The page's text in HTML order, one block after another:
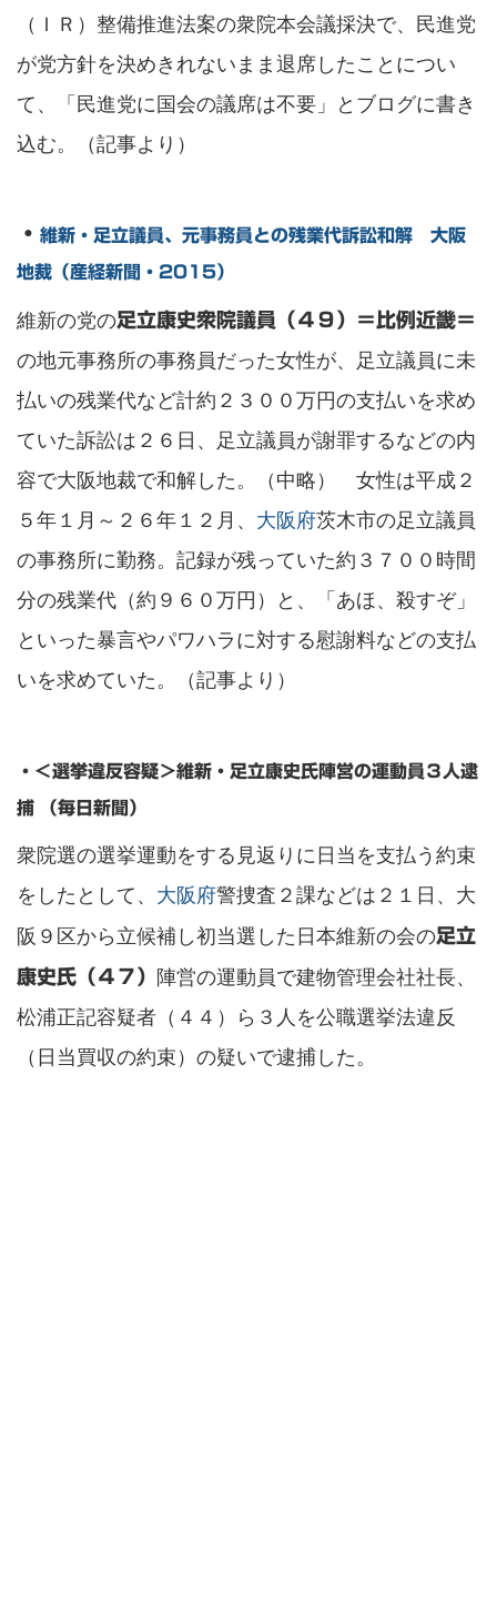
（ＩＲ）整備推進法案の衆院本会議採決で、民進党
が党方針を決めきれないまま退席したことについ
て、「民進党に国会の議席は不要」とブログに書き
込む。（記事より）
・ 維新・足立議員、元事務員との残業代訴訟和解 大阪
地裁（産経新聞・2015）
維新の党の足立康史衆院議員（４９）＝比例近畿＝
の地元事務所の事務員だった女性が、足立議員に未
払いの残業代など計約２３００万円の支払いを求め
ていた訴訟は２６日、足立議員が謝罪するなどの内
容で大阪地裁で和解した。（中略） 女性は平成２
５年１月～２６年１２月、 大阪府茨木市の足立議員
の事務所に勤務。記録が残っていた約３７００時間
分の残業代（約９６０万円）と、「あほ、殺すぞ」
といった暴言やパワハラに対する慰謝料などの支払
いを求めていた。（記事より）
・＜選挙違反容疑＞維新・足立康史氏陣営の運動員３人逮
捕 （毎日新聞）
衆院選の選挙運動をする見返りに日当を支払う約束
をしたとして、 大阪府警捜査２課などは２１日、大
阪９区から立候補し初当選した日本維新の会の足立
康史氏（４７） 陣営の運動員で建物管理会社社長、
松浦正記容疑者（４４）ら３人を公職選挙法違反
（日当買収の約束）の疑いで逮捕した。